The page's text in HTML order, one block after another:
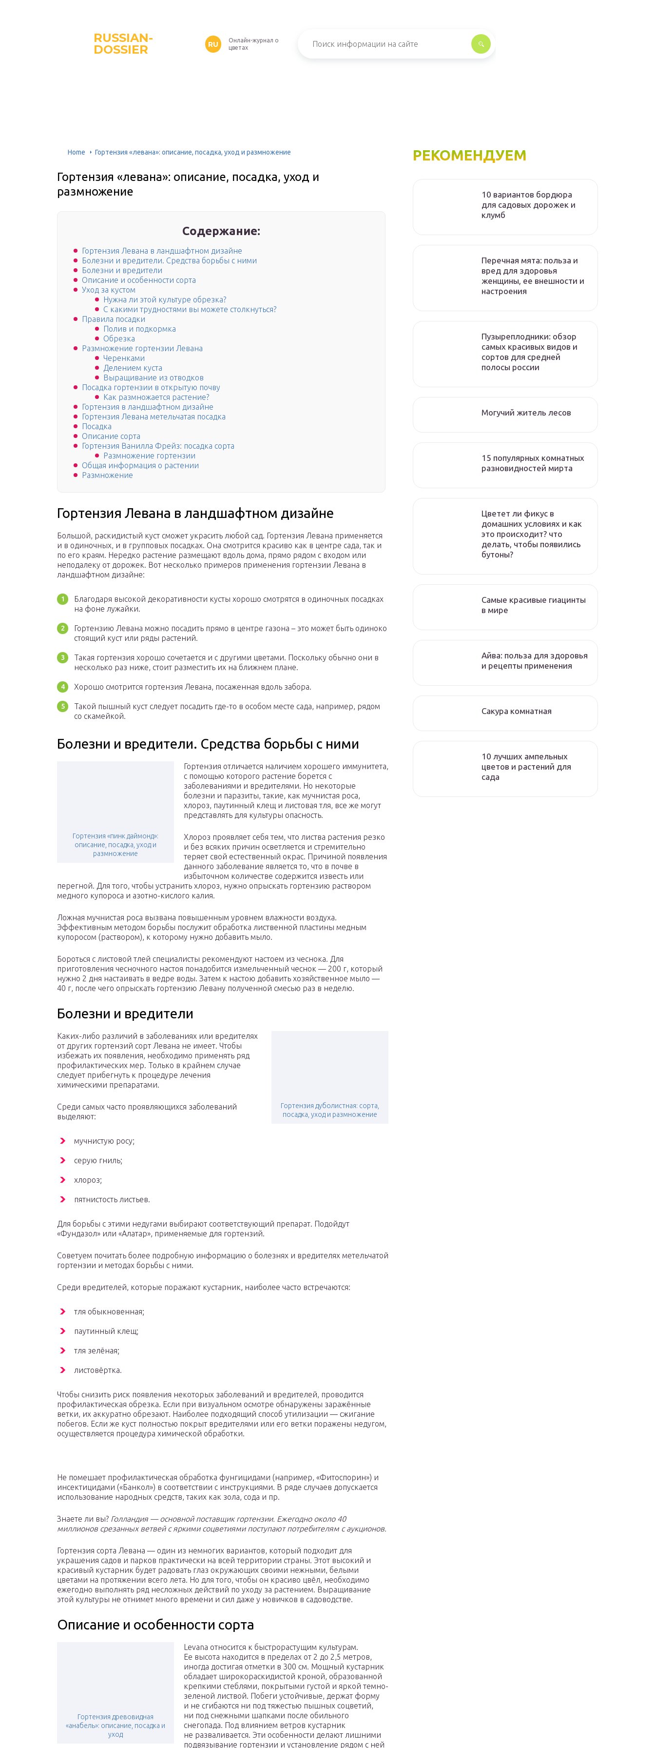
RUSSIAN-
DOSSIER
RU
Онлайн-журнал о
цветах
Home Гортензия «левана»: описание, посадка, уход и размножение
Гортензия «левана»: описание, посадка, уход и
размножение
Содержание:
Гортензия Левана в ландшафтном дизайне
Болезни и вредители. Средства борьбы с ними
Болезни и вредители
Описание и особенности сорта
Уход за кустом
Нужна ли этой культуре обрезка?
С какими трудностями вы можете столкнуться?
Правила посадки
Полив и подкормка
Обрезка
Размножение гортензии Левана
Черенками
Делением куста
Выращивание из отводков
Посадка гортензии в открытую почву
Как размножается растение?
Гортензия в ландшафтном дизайне
Гортензия Левана метельчатая посадка
Посадка
Описание сорта
Гортензия Ванилла Фрейз: посадка сорта
Размножение гортензии
Общая информация о растении
Размножение
Гортензия Левана в ландшафтном дизайне
Большой, раскидистый куст сможет украсить любой сад. Гортензия Левана применяется
и в одиночных, и в групповых посадках. Она смотрится красиво как в центре сада, так и
по его краям. Нередко растение размещают вдоль дома, прямо рядом с входом или
неподалеку от дорожек. Вот несколько примеров применения гортензии Левана в
ландшафтном дизайне:
Благодаря высокой декоративности кусты хорошо смотрятся в одиночных посадках
на фоне лужайки.
Гортензию Левана можно посадить прямо в центре газона – это может быть одиноко
стоящий куст или ряды растений.
Такая гортензия хорошо сочетается и с другими цветами. Поскольку обычно они в
несколько раз ниже, стоит разместить их на ближнем плане.
Хорошо смотрится гортензия Левана, посаженная вдоль забора.
Такой пышный куст следует посадить где-то в особом месте сада, например, рядом
со скамейкой.
Болезни и вредители. Средства борьбы с ними
Гортензия «пинк даймонд»:
описание, посадка, уход и
размножение
Гортензия отличается наличием хорошего иммунитета,
с помощью которого растение борется с
заболеваниями и вредителями. Но некоторые
болезни и паразиты, такие, как мучнистая роса,
хлороз, паутинный клещ и листовая тля, все же могут
представлять для культуры опасность.
Хлороз проявляет себя тем, что листва растения резко
и без всяких причин осветляется и стремительно
теряет свой естественный окрас. Причиной появления
данного заболевание является то, что в почве в
избыточном количестве содержится известь или
перегной. Для того, чтобы устранить хлороз, нужно опрыскать гортензию раствором
медного купороса и азотно-кислого калия.
Ложная мучнистая роса вызвана повышенным уровнем влажности воздуха.
Эффективным методом борьбы послужит обработка лиственной пластины медным
купоросом (раствором), к которому нужно добавить мыло.
Бороться с листовой тлей специалисты рекомендуют настоем из чеснока. Для
приготовления чесночного настоя понадобится измельченный чеснок — 200 г, который
нужно 2 дня настаивать в ведре воды. Затем к настою добавить хозяйственное мыло —
40 г, после чего опрыскать гортензию Левану полученной смесью раз в неделю.
Болезни и вредители
Гортензия дуболистная: сорта,
посадка, уход и размножение
Каких-либо различий в заболеваниях или вредителях
от других гортензий сорт Левана не имеет. Чтобы
избежать их появления, необходимо применять ряд
профилактических мер. Только в крайнем случае
следует прибегнуть к процедуре лечения
химическими препаратами.
Среди самых часто проявляющихся заболеваний
выделяют:
мучнистую росу;
серую гниль;
хлороз;
пятнистость листьев.
Для борьбы с этими недугами выбирают соответствующий препарат. Подойдут
«Фундазол» или «Алатар», применяемые для гортензий.
Советуем почитать более подробную информацию о болезнях и вредителях метельчатой
гортензии и методах борьбы с ними.
Среди вредителей, которые поражают кустарник, наиболее часто встречаются:
тля обыкновенная;
паутинный клещ;
тля зелёная;
листовёртка.
Чтобы снизить риск появления некоторых заболеваний и вредителей, проводится
профилактическая обрезка. Если при визуальном осмотре обнаружены заражённые
ветки, их аккуратно обрезают. Наиболее подходящий способ утилизации — сжигание
побегов. Если же куст полностью покрыт вредителями или его ветки поражены недугом,
осуществляется процедура химической обработки.
Не помешает профилактическая обработка фунгицидами (например, «Фитоспорин») и
инсектицидами («Банкол») в соответствии с инструкциями. В ряде случаев допускается
использование народных средств, таких как зола, сода и пр.
Знаете ли вы? Голландия — основной поставщик гортензии. Ежегодно около 40
миллионов срезанных ветвей с яркими соцветиями поступают потребителям с аукционов.
Гортензия сорта Левана — один из немногих вариантов, который подходит для
украшения садов и парков практически на всей территории страны. Этот высокий и
красивый кустарник будет радовать глаз окружающих своими нежными, белыми
цветами на протяжении всего лета. Но для того, чтобы он красиво цвёл, необходимо
ежегодно выполнять ряд несложных действий по уходу за растением. Выращивание
этой культуры не отнимет много времени и сил даже у новичков в садоводстве.
Описание и особенности сорта
Гортензия древовидная
«анабель»: описание, посадка и
уход
Levana относится к быстрорастущим культурам.
Ее высота находится в пределах от 2 до 2,5 метров,
иногда достигая отметки в 300 см. Мощный кустарник
обладает широкораскидистой кроной, образованной
крепкими стеблями, покрытыми густой и яркой темно-
зеленой листвой. Побеги устойчивые, держат форму
и не сгибаются ни под тяжестью пышных соцветий,
ни под снежными шапками после обильного
снегопада. Под влиянием ветров кустарник
не разваливается. Эти особенности делают лишними
подвязывание гортензии и установление рядом с ней
РЕКОМЕНДУЕМ
10 вариантов бордюра
для садовых дорожек и
клумб
Перечная мята: польза и
вред для здоровья
женщины, ее внешности и
настроения
Пузыреплодники: обзор
самых красивых видов и
сортов для средней
полосы россии
Могучий житель лесов
15 популярных комнатных
разновидностей мирта
Цветет ли фикус в
домашних условиях и как
это происходит? что
делать, чтобы появились
бутоны?
Самые красивые гиацинты
в мире
Айва: польза для здоровья
и рецепты применения
Сакура комнатная
10 лучших ампельных
цветов и растений для
сада